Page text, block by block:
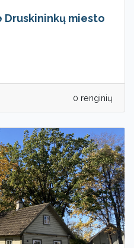
miesto
0 renginių